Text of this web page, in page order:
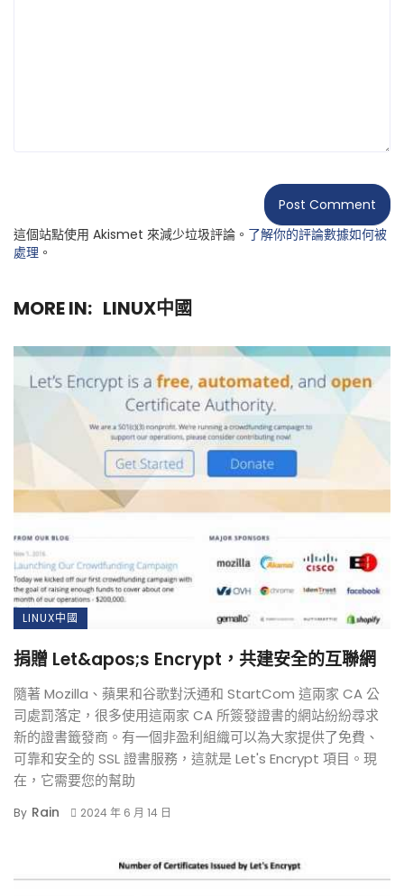
這個站點使用 Akismet 來減少垃圾評論。 了解你的評論數據如何被
處理 。
MORE IN: LINUX中國
LINUX中國
捐贈 Let&apos;s Encrypt，共建安全的互聯網
隨著 Mozilla、蘋果和谷歌對沃通和 StartCom 這兩家 CA 公
司處罰落定，很多使用這兩家 CA 所簽發證書的網站紛紛尋求
新的證書籤發商。有一個非盈利組織可以為大家提供了免費、
可靠和安全的 SSL 證書服務，這就是 Let's Encrypt 項目。現
在，它需要您的幫助
By Rain 2024 年 6 月 14 日